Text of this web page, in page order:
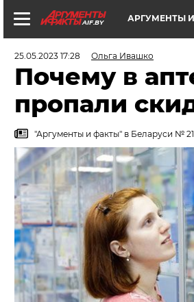
AIF.BY АРГУМЕНТЫ
25.05.2023 17:28 Ольга Ивашко
Почему в
пропали
"Аргументы и факты" в Беларуси №